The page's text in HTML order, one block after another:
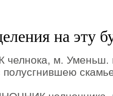
на эту
м. Уменьш.